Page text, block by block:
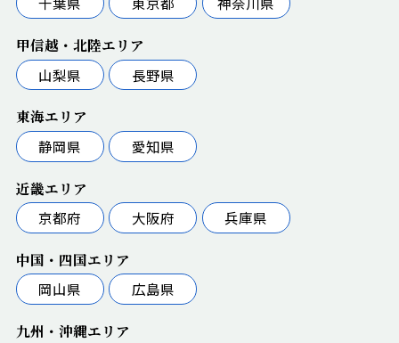
甲信越・北陸エリア
山梨県
長野県
東海エリア
静岡県
愛知県
近畿エリア
京都府
大阪府 兵庫県
中国・四国エリア
岡山県
広島県
九州・沖縄エリア